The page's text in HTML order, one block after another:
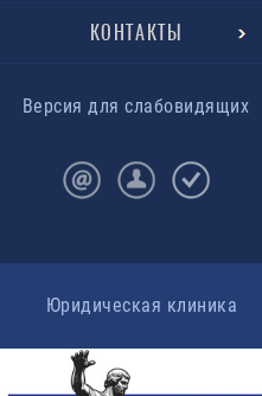
КОНТАКТЫ
Версия для слабовидящих
Юридическая клиника